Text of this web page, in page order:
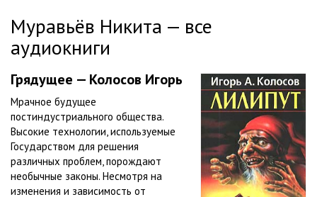
Муравьёв Никита — все
аудиокниги
Грядущее — Колосов Игорь
Мрачное будущее
постиндустриального общества.
Высокие технологии, используемые
Государством для решения
различных проблем, порождают
необычные законы. Несмотря на
изменения и зависимость от